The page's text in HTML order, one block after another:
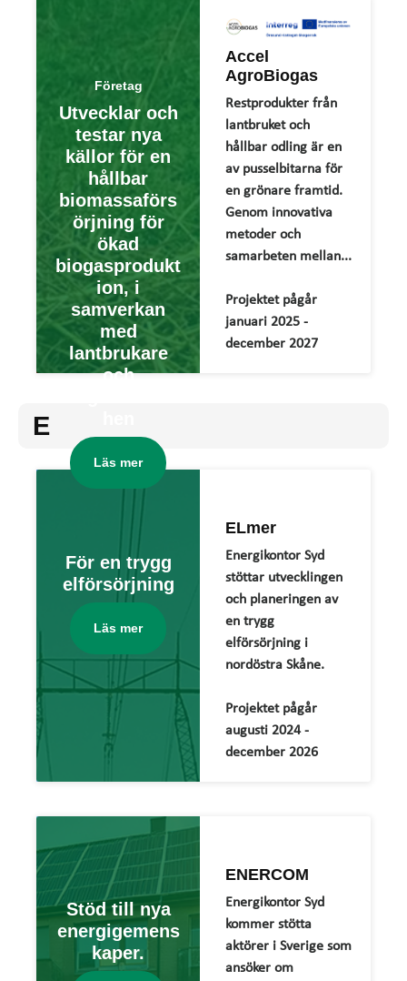
Företag
Utvecklar och
testar nya
källor för en
hållbar
biomassaförs
örjning för
ökad
biogasprodukt
ion, i
samverkan
med
lantbrukare
och
Läs mer
Accel
AgroBiogas
Restprodukter från
lantbruket och
hållbar odling är en
av pusselbitarna för
en grönare framtid.
Genom innovativa
metoder och
samarbeten mellan...
Projektet pågår
januari 2025 -
december 2027
E
För en trygg
elförsörjning
Läs mer
ELmer
Energikontor Syd
stöttar utvecklingen
och planeringen av
en trygg
elförsörjning i
nordöstra Skåne.
Projektet pågår
augusti 2024 -
december 2026
Stöd till nya
energigemens
kaper.
ENERCOM
Energikontor Syd
kommer stötta
aktörer i Sverige som
ansöker om